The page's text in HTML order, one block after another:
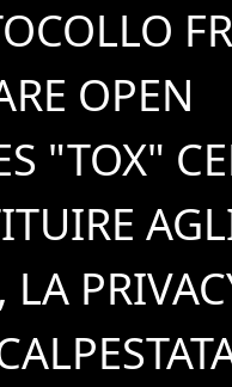
OPEN
"TOX"
LA